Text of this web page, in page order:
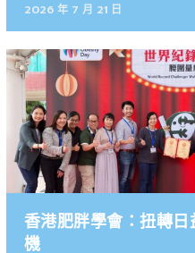
2026 年 7 月 21 日
香港肥胖學會：扭轉
機